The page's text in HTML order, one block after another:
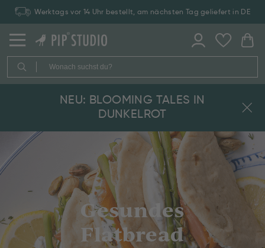
Werktags vor 14 Uhr bestellt, am nächsten Tag geliefert in DE
NEU: BLOOMING TALES IN
DUNKELROT
Gesundes
Flatbread